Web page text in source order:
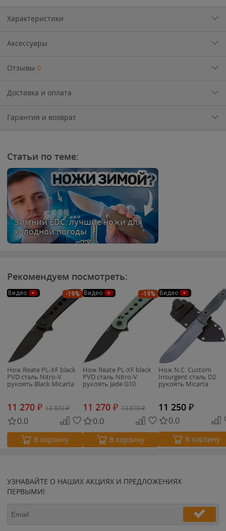
Характеристики
Аксессуары
Отзывы 0
Доставка и оплата
Гарантия и возврат
Статьи по теме:
Зимний EDC: лучшие ножи для
холодной погоды
Рекомендуем посмотреть:
-19%
Видео
Нож Reate PL-XF black
PVD сталь Nitro-V
рукоять Black Micarta
11 270 ₽ 13 870₽
0.0
В корзину
-19%
Видео
Нож Reate PL-XF black
PVD сталь Nitro-V
рукоять Jade G10
11 270 ₽ 13 870₽
0.0
В корзину
Видео
Нож N.C. Custom
Insurgent сталь D2
рукоять Micarta
11 250 ₽
0.0
В корзину
УЗНАВАЙТЕ О НАШИХ АКЦИЯХ И ПРЕДЛОЖЕНИЯХ
ПЕРВЫМИ!